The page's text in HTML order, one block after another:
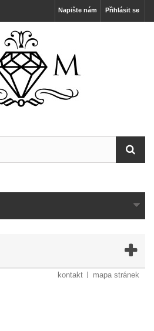
Přihlásit se
Napište nám
kontakt mapa stránek